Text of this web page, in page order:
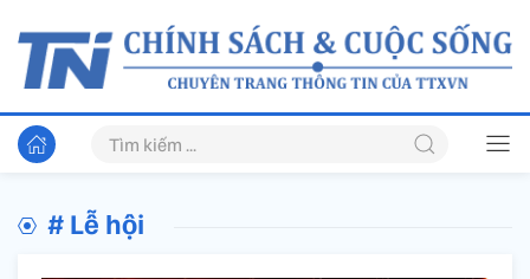
# Lễ hội